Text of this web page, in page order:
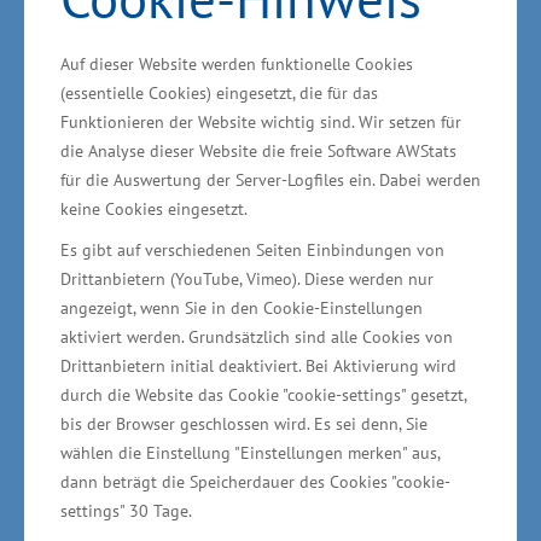
Auf dieser Website werden funktionelle Cookies
(essentielle Cookies) eingesetzt, die für das
Funktionieren der Website wichtig sind. Wir setzen für
die Analyse dieser Website die freie Software AWStats
für die Auswertung der Server-Logfiles ein. Dabei werden
keine Cookies eingesetzt.
Es gibt auf verschiedenen Seiten Einbindungen von
Drittanbietern (YouTube, Vimeo). Diese werden nur
angezeigt, wenn Sie in den Cookie-Einstellungen
aktiviert werden. Grundsätzlich sind alle Cookies von
Drittanbietern initial deaktiviert. Bei Aktivierung wird
durch die Website das Cookie "cookie-settings" gesetzt,
bis der Browser geschlossen wird. Es sei denn, Sie
wählen die Einstellung "Einstellungen merken" aus,
dann beträgt die Speicherdauer des Cookies "cookie-
settings" 30 Tage.
der Energieeffizienz, des Klima- und
Umweltschutzes und der Sicherheit bei den
Schiffbauprojekten zu erreichen. Zugleich ist
vorgesehen, dass durch die Entwicklung
innovativer Fertigungstechnologien und -
verfahren die Produktivität der
Fertigungsprozesse gesteigert wird. „Für die
maritime Industrie mit ihren innovativen,
hochkomplexen und an den individuellen
Wünschen der Kunden ausgerichteten Projekten
nehmen maritime Forschung, Entwicklung und
Innovation eine Schlüsselfunktion ein. Von
großer Bedeutung sind dabei Lösungsansätze
im Rahmen zukunftsrelevanter